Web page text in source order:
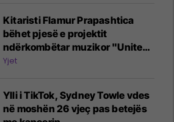
Kitaristi Flamur Prapashtica
bëhet pjesë e projektit
ndërkombëtar muzikor "United
Song"
Yjet
Ylli i TikTok, Sydney Towle vdes
në moshën 26 vjeç pas betejës